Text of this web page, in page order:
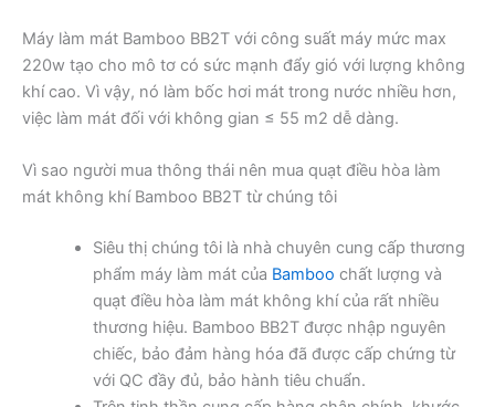
Máy làm mát Bamboo BB2T với công suất máy mức max
220w tạo cho mô tơ có sức mạnh đẩy gió với lượng không
khí cao. Vì vậy, nó làm bốc hơi mát trong nước nhiều hơn,
việc làm mát đối với không gian ≤ 55 m2 dễ dàng.
Vì sao người mua thông thái nên mua quạt điều hòa làm
mát không khí Bamboo BB2T từ chúng tôi
Siêu thị chúng tôi là nhà chuyên cung cấp thương
phẩm máy làm mát của Bamboo chất lượng và
quạt điều hòa làm mát không khí của rất nhiều
thương hiệu. Bamboo BB2T được nhập nguyên
chiếc, bảo đảm hàng hóa đã được cấp chứng từ
với QC đầy đủ, bảo hành tiêu chuẩn.